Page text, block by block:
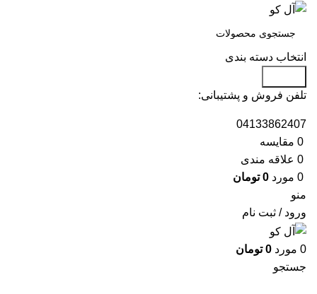
انتخاب دسته بندی
تلفن فروش و پشتیبانی:
04133862407
0 مقايسه
0 علاقه مندی
0 مورد 0 تومان
منو
ورود / ثبت نام
0 مورد 0 تومان
جستجو